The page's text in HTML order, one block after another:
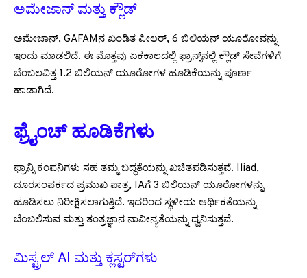
ಅಮೇಜಾನ್ ಮತ್ತು ಕ್ಲೌಡ್
ಅಮೇಜಾನ್, GAFAMನ ಖಂಡಿತ ಪೀಲರ್, 6 ಬಿಲಿಯನ್ ಯೂರೋವನ್ನು
ಇಂದು ಮಾಡಲಿದೆ. ಈ ಮೊತ್ತವು ಏಕಕಾಲದಲ್ಲಿ ಫ್ರಾನ್ಸ್‌ನಲ್ಲಿ ಕ್ಲೌಡ್ ಸೇವೆಗಳಿಗೆ
ಬೆಂಬಲವಿತ್ತ 1.2 ಬಿಲಿಯನ್ ಯೂರೋಗಳ ಹೂಡಿಕೆಯನ್ನು ಪೂರ್ಣ
ಹಾಡಾಗಿದೆ.
ಫ್ರೈಂಚ್ ಹೂಡಿಕೆಗಳು
ಫ್ರಾನ್ಸಿ ಕಂಪನಿಗಳು ಸಹ ತಮ್ಮ ಬದ್ಧತೆಯನ್ನು ಖಚಿತಪಡಿಸುತ್ತವೆ. Iliad,
ದೂರಸಂಪರ್ಕದ ಪ್ರಮುಖ ಪಾತ್ರ, IAಗೆ 3 ಬಿಲಿಯನ್ ಯೂರೋಗಳನ್ನು
ಹೂಡಿಸಲು ನಿರೀಕ್ಷಿಸಲಾಗುತ್ತಿದೆ. ಇದರಿಂದ ಸ್ಥಳೀಯ ಆರ್ಥಿಕತೆಯನ್ನು
ಬೆಂಬಲಿಸುವ ಮತ್ತು ತಂತ್ರಜ್ಞಾನ ನಾವೀನ್ಯತೆಯನ್ನು ಧ್ವನಿಸುತ್ತವೆ.
ಮಿಸ್ಟ್ರಲ್ AI ಮತ್ತು ಕ್ಲಸ್ಟರ್‌ಗಳು